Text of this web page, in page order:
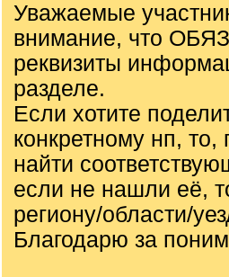
Уважаемые
внимание, что
реквизиты
разделе.
Если хотите
конкретному нп, то,
найти
если не нашли её,
региону/области/
Благодарю за